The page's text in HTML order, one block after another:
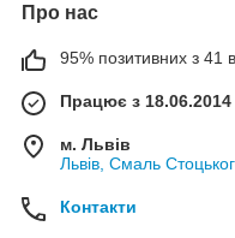
Про нас
95% позитивних з 41
Працює з 18.06.2014
м. Львів
Львів, Смаль
Контакти